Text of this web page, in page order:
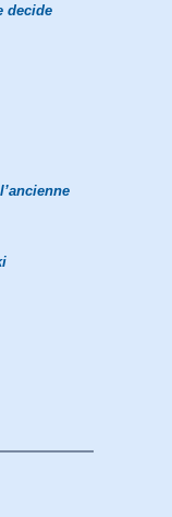
decide